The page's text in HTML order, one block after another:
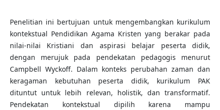
Penelitian ini bertujuan untuk mengembangkan kurikulum
kontekstual Pendidikan Agama Kristen yang berakar pada
nilai-nilai Kristiani dan aspirasi belajar peserta didik,
dengan merujuk pada pendekatan pedagogis menurut
Campbell Wyckoff. Dalam konteks perubahan zaman dan
keragaman kebutuhan peserta didik, kurikulum PAK
dituntut untuk lebih relevan, holistik, dan transformatif.
Pendekatan kontekstual dipilih karena mampu